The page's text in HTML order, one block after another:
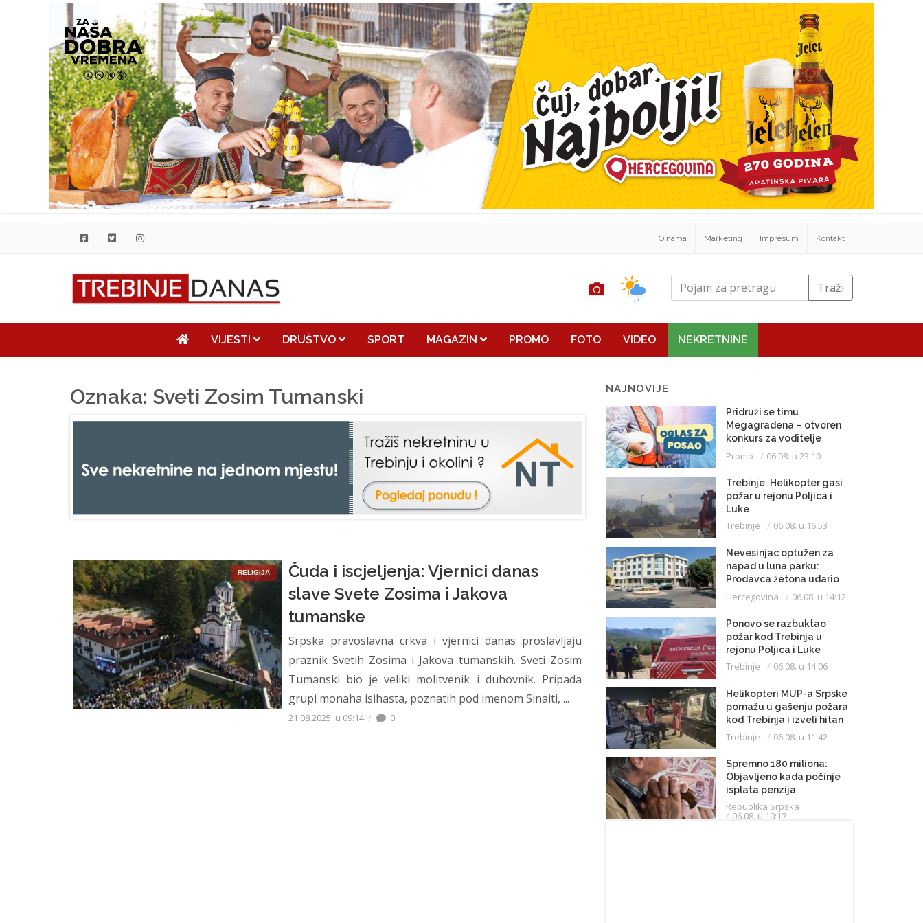
O nama Marketing Impresum Kontakt
Traži
VIJESTI DRUŠTVO SPORT MAGAZIN PROMO FOTO VIDEO NEKRETNINE
Oznaka: Sveti Zosim Tumanski
RELIGIJA
Čuda i iscjeljenja: Vjernici danas
slave Svete Zosima i Jakova
tumanske
Srpska pravoslavna crkva i vjernici danas proslavljaju
praznik Svetih Zosima i Jakova tumanskih. Sveti Zosim
Tumanski bio je veliki molitvenik i duhovnik. Pripada
grupi monaha isihasta, poznatih pod imenom Sinaiti, ...
21.08.2025. u 09:14 0
NAJNOVIJE
Pridruži se timu
Megagradena – otvoren
konkurs za voditelje
gradilišta
Promo 06.08. u 23:10
Trebinje: Helikopter gasi
požar u rejonu Poljica i
Luke
Trebinje 06.08. u 16:53
Nevesinjac optužen za
napad u luna parku:
Prodavca žetona udario
mikrofonom u glavu
Hercegovina 06.08. u 14:12
Ponovo se razbuktao
požar kod Trebinja u
rejonu Poljica i Luke
Trebinje 06.08. u 14:06
Helikopteri MUP-a Srpske
pomažu u gašenju požara
kod Trebinja i izveli hitan
medicinski let do
Beograda
Trebinje 06.08. u 11:42
Spremno 180 miliona:
Objavljeno kada počinje
isplata penzija
Republika Srpska
06.08. u 10:17